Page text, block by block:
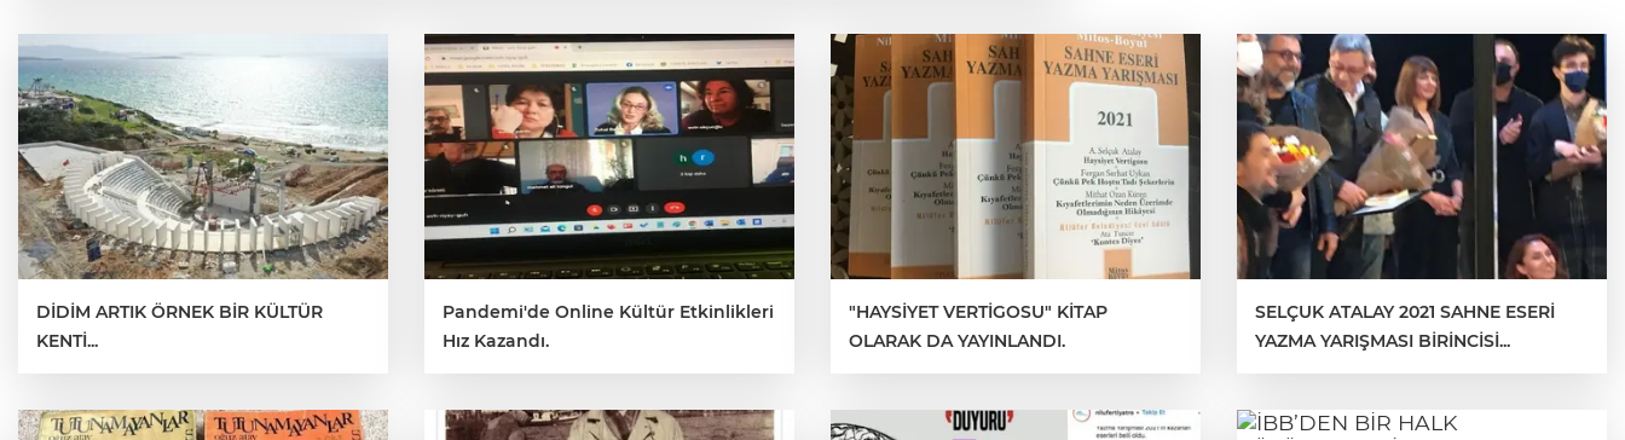
DİDİM ARTIK ÖRNEK BİR KÜLTÜR
KENTİ...
Pandemi'de Online Kültür Etkinlikleri
Hız Kazandı.
"HAYSİYET VERTİGOSU" KİTAP
OLARAK DA YAYINLANDI.
SELÇUK ATALAY 2021 SAHNE ESERİ
YAZMA YARIŞMASI BİRİNCİSİ...